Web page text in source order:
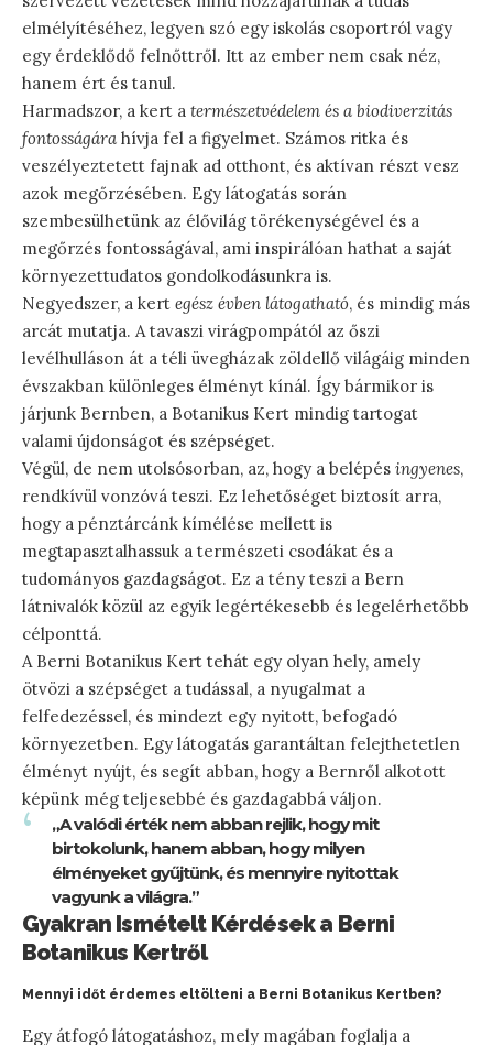
elmélyítéséhez, legyen szó egy iskolás csoportról vagy
egy érdeklődő felnőttről. Itt az ember nem csak néz,
hanem ért és tanul.
Harmadszor, a kert a természetvédelem és a biodiverzitás
fontosságára hívja fel a figyelmet. Számos ritka és
veszélyeztetett fajnak ad otthont, és aktívan részt vesz
azok megőrzésében. Egy látogatás során
szembesülhetünk az élővilág törékenységével és a
megőrzés fontosságával, ami inspirálóan hathat a saját
környezettudatos gondolkodásunkra is.
Negyedszer, a kert egész évben látogatható, és mindig más
arcát mutatja. A tavaszi virágpompától az őszi
levélhulláson át a téli üvegházak zöldellő világáig minden
évszakban különleges élményt kínál. Így bármikor is
járjunk Bernben, a Botanikus Kert mindig tartogat
valami újdonságot és szépséget.
Végül, de nem utolsósorban, az, hogy a belépés ingyenes,
rendkívül vonzóvá teszi. Ez lehetőséget biztosít arra,
hogy a pénztárcánk kímélése mellett is
megtapasztalhassuk a természeti csodákat és a
tudományos gazdagságot. Ez a tény teszi a Bern
látnivalók közül az egyik legértékesebb és legelérhetőbb
célponttá.
A Berni Botanikus Kert tehát egy olyan hely, amely
ötvözi a szépséget a tudással, a nyugalmat a
felfedezéssel, és mindezt egy nyitott, befogadó
környezetben. Egy látogatás garantáltan felejthetetlen
élményt nyújt, és segít abban, hogy a Bernről alkotott
képünk még teljesebbé és gazdagabbá váljon.
„A valódi érték nem abban rejlik, hogy mit
birtokolunk, hanem abban, hogy milyen
élményeket gyűjtünk, és mennyire nyitottak
vagyunk a világra.”
Gyakran Ismételt Kérdések a Berni
Botanikus Kertről
Mennyi időt érdemes eltölteni a Berni Botanikus Kertben?
Egy átfogó látogatáshoz, mely magában foglalja a